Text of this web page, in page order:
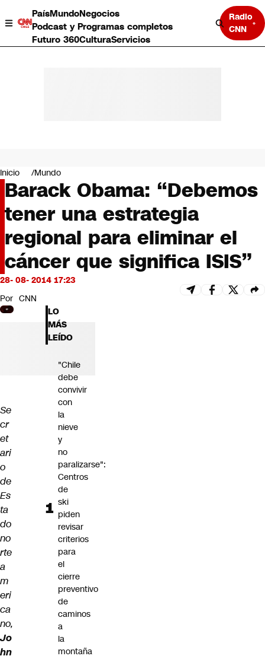
PaísMundoNegocios
Podcast y Programas completos
Futuro 360CulturaServicios
Radio
CNN
Negocios
Deportes
Programas completos
Cultura
Servicios
Bits
CNN Data
CNN tiempo
Futuro 360
Inicio Mundo
Barack Obama: “Debemos
tener una estrategia
regional para eliminar el
cáncer que significa ISIS”
28- 08- 2014 17:23
Por CNN
Se
cr
et
ari
o
de
Es
ta
do
no
rte
a
m
eri
ca
no,
Jo
hn
LO
MÁS
LEÍDO
"Chile
debe
convivir
con
la
nieve
y
no
paralizarse":
Centros
de
ski
piden
revisar
criterios
para
el
cierre
preventivo
de
caminos
a
la
montaña